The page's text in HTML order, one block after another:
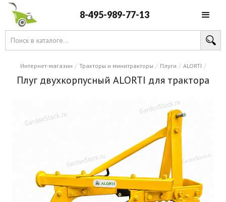
8-495-989-77-13
Интернет-магазин / Тракторы и минитракторы / Плуги / ALORTI /
Плуг двухкорпусный ALORTI для трактора